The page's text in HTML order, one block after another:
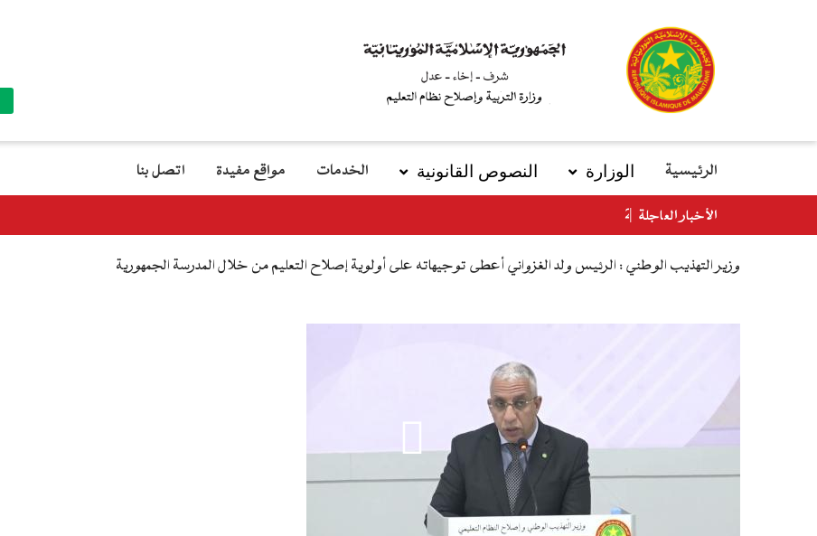
menu
main
menu
الرئيسية الوزارة النصوص القانونیة الخدمات مواقع مفيدة اتصل بنا
الأخبار العاجلة
وزير التهذيب الوطني : الرئيس ولد الغزواني أعطى توجيهاته على أولوية إصلاح التعليم من خلال المدرسة الجمهورية